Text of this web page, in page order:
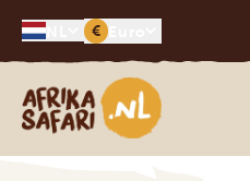
€
Afrika safari